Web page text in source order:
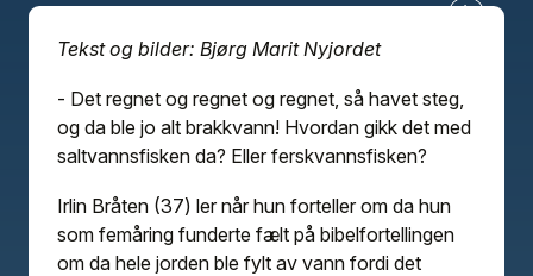
Tekst og bilder: Bjørg Marit Nyjordet
- Det regnet og regnet og regnet, så havet steg,
og da ble jo alt brakkvann! Hvordan gikk det med
saltvannsfisken da? Eller ferskvannsfisken?
Irlin Bråten (37) ler når hun forteller om da hun
som femåring funderte fælt på bibelfortellingen
om da hele jorden ble fylt av vann fordi det